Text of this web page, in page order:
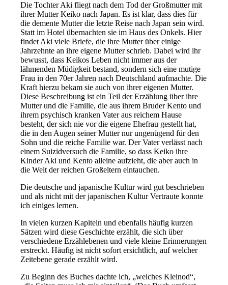
Die Tochter Aki fliegt nach dem Tod der Großmutter mit
ihrer Mutter Keiko nach Japan. Es ist klar, dass dies für
die demente Mutter die letzte Reise nach Japan sein wird.
Statt im Hotel übernachten sie im Haus des Onkels. Hier
findet Aki viele Briefe, die ihre Mutter über einige
Jahrzehnte an ihre eigene Mutter schrieb. Dabei wird ihr
bewusst, dass Keikos Leben nicht immer aus der
lähmenden Müdigkeit bestand, sondern sich eine mutige
Frau in den 70er Jahren nach Deutschland aufmachte. Die
Kraft hierzu bekam sie auch von ihrer eigenen Mutter.
Diese Beschreibung ist ein Teil der Erzählung über ihre
Mutter und die Familie, die aus ihrem Bruder Kento und
ihrem psychisch kranken Vater aus reichem Hause
besteht, der sich nie vor die eigene Ehefrau gestellt hat,
die in den Augen seiner Mutter nur ungenügend für den
Sohn und die reiche Familie war. Der Vater verlässt nach
einem Suizidversuch die Familie, so dass Keiko ihre
Kinder Aki und Kento alleine aufzieht, die aber auch in
die Welt der reichen Großeltern eintauchen.
Die deutsche und japanische Kultur wird gut beschrieben
und als nicht mit der japanischen Kultur Vertraute konnte
ich einiges lernen.
In vielen kurzen Kapiteln und ebenfalls häufig kurzen
Sätzen wird diese Geschichte erzählt, die sich über
verschiedene Erzählebenen und viele kleine Erinnerungen
erstreckt. Häufig ist nicht sofort ersichtlich, auf welcher
Zeitebene gerade erzählt wird.
Zu Beginn des Buches dachte ich, „welches Kleinod“,